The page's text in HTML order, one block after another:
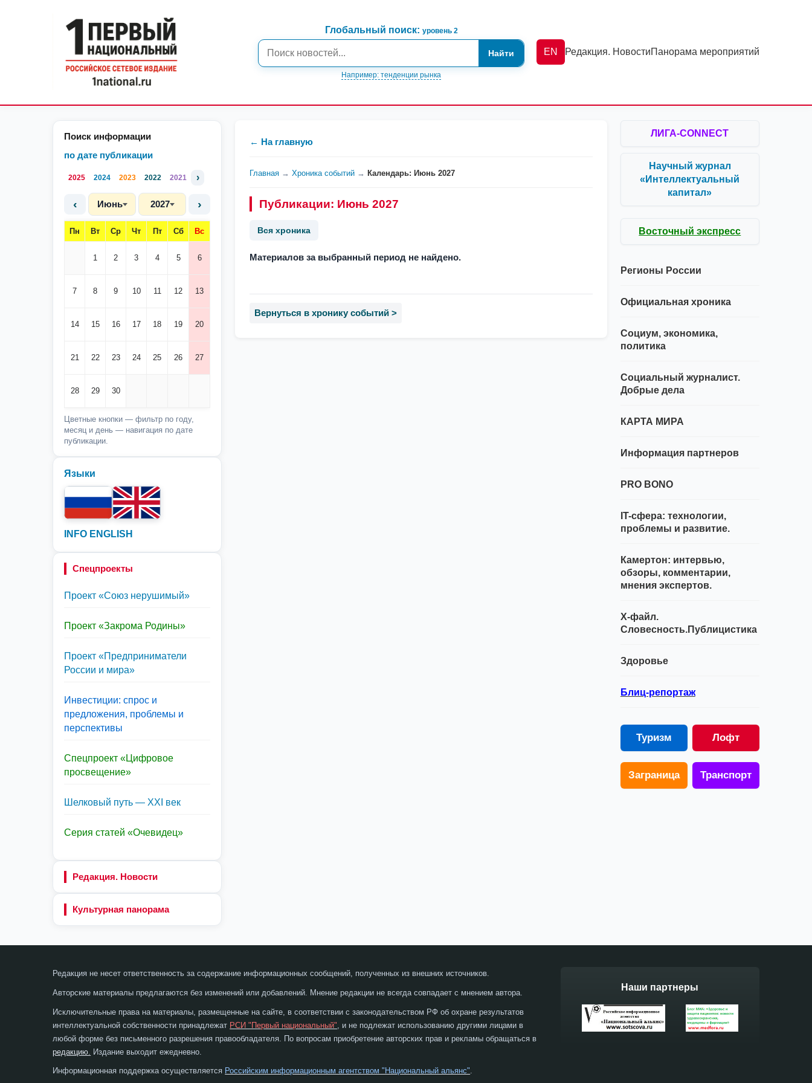
Глобальный поиск: уровень 2
Найти
Например: тенденции рынка
EN Редакция. НовостиПанорама мероприятий
Поиск информации
по дате публикации
2025 2024 2023 2022 2021 ›
‹ Июнь 2027 ›
Пн Вт Ср Чт Пт Сб Вс
1 2 3 4 5 6
7 8 9 10 11 12 13
14 15 16 17 18 19 20
21 22 23 24 25 26 27
28 29 30
Цветные кнопки — фильтр по году,
месяц и день — навигация по дате
публикации.
Языки
INFO ENGLISH
Спецпроекты
Проект «Союз нерушимый»
Проект «Закрома Родины»
Проект «Предприниматели
России и мира»
Инвестиции: спрос и
предложения, проблемы и
перспективы
Спецпроект «Цифровое
просвещение»
Шелковый путь — XXI век
Серия статей «Очевидец»
Редакция. Новости
Культурная панорама
← На главную
Главная → Хроника событий → Календарь: Июнь 2027
Публикации: Июнь 2027
Вся хроника
Материалов за выбранный период не найдено.
Вернуться в хронику событий >
ЛИГА-CONNECT
Научный журнал
«Интеллектуальный
капитал»
Восточный экспресс
Регионы России
Официальная хроника
Социум, экономика,
политика
Социальный журналист.
Добрые дела
КАРТА МИРА
Информация партнеров
PRO BONO
IT-сфера: технологии,
проблемы и развитие.
Камертон: интервью,
обзоры, комментарии,
мнения экспертов.
Х-файл.
Словесность.Публицистика
Здоровье
Блиц-репортаж
Туризм Лофт
Заграница Транспорт
Редакция не несет ответственность за содержание информационных сообщений, полученных из внешних источников.
Авторские материалы предлагаются без изменений или добавлений. Мнение редакции не всегда совпадает с мнением автора.
Исключительные права на материалы, размещенные на сайте, в соответствии с законодательством РФ об охране результатов
интеллектуальной собственности принадлежат РСИ "Первый национальный" , и не подлежат использованию другими лицами в
любой форме без письменного разрешения правообладателя. По вопросам приобретение авторских прав и рекламы обращаться в
редакцию. Издание выходит ежедневно.
Информационная поддержка осуществляется Российским информационным агентством "Национальный альянс".
Наши партнеры